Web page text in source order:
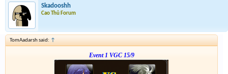
Skadooshh
Cao Thủ Forum
TomAadarsh said: ↑
Event 1 VGC 15/9